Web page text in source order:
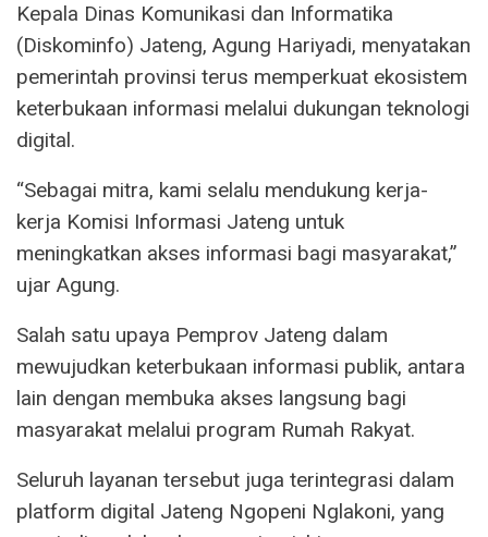
Kepala Dinas Komunikasi dan Informatika
(Diskominfo) Jateng, Agung Hariyadi, menyatakan
pemerintah provinsi terus memperkuat ekosistem
keterbukaan informasi melalui dukungan teknologi
digital.
“Sebagai mitra, kami selalu mendukung kerja-
kerja Komisi Informasi Jateng untuk
meningkatkan akses informasi bagi masyarakat,”
ujar Agung.
Salah satu upaya Pemprov Jateng dalam
mewujudkan keterbukaan informasi publik, antara
lain dengan membuka akses langsung bagi
masyarakat melalui program Rumah Rakyat.
Seluruh layanan tersebut juga terintegrasi dalam
platform digital Jateng Ngopeni Nglakoni, yang